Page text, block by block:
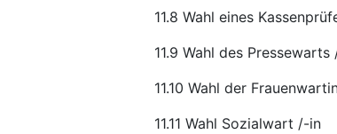
11.8 Wahl eines
11.9 Wahl des Pressewarts
11.10 Wahl der
11.11 Wahl Sozialwart /-in